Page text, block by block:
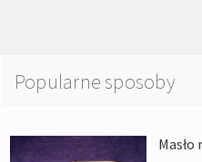
Popularne sposoby
Masło